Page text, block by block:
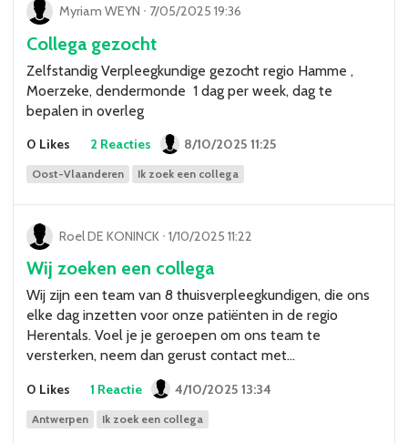
Myriam WEYN ᐧ 7/05/2025 19:36
Collega gezocht
Zelfstandig Verpleegkundige gezocht regio Hamme ,
Moerzeke, dendermonde 1 dag per week, dag te
bepalen in overleg
0 Likes 2 Reacties 8/10/2025 11:25
Oost-Vlaanderen Ik zoek een collega
Roel DE KONINCK ᐧ 1/10/2025 11:22
Wij zoeken een collega
Wij zijn een team van 8 thuisverpleegkundigen, die ons
elke dag inzetten voor onze patiënten in de regio
Herentals. Voel je je geroepen om ons team te
versterken, neem dan gerust contact met…
0 Likes 1 Reactie 4/10/2025 13:34
Antwerpen Ik zoek een collega